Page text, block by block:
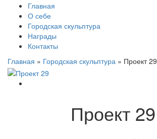
Главная
О себе
Городская скульптура
Награды
Контакты
Главная » Городская скульптура » Проект 29
Проект 29